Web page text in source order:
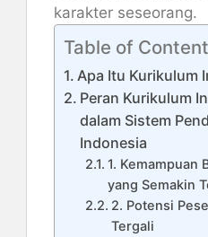
karakter seseorang.
Table of
Apa Itu Kurikulum
Peran Kurikulum
dalam Sistem
Indonesia
1. Kemampuan
yang Semakin
2. Potensi
Tergali